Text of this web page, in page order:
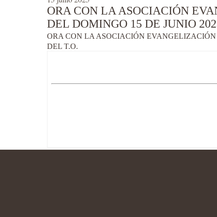
ORA CON LA ASOCIACIÓN
DEL DOMINGO 15 DE JUNIO
ORA CON LA ASOCIACIÓN
DEL T.O.